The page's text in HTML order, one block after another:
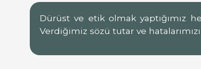
Dürüst ve etik olmak yaptığımız
Verdiğimiz sözü tutar ve